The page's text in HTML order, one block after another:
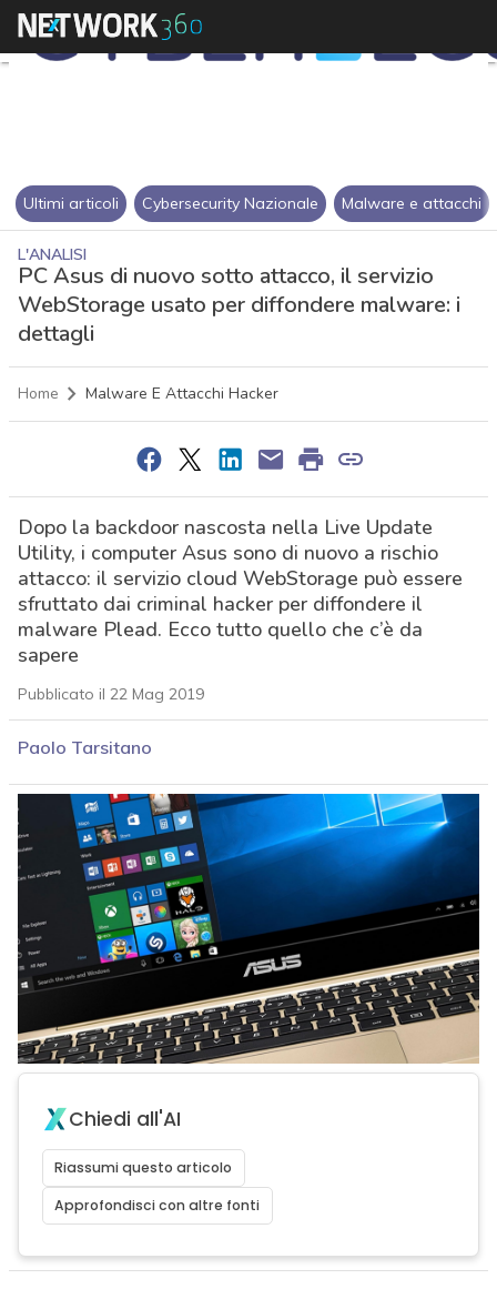
Ultimi articoli Cybersecurity Nazionale Malware e attacchi
L'ANALISI
PC Asus di nuovo sotto attacco, il servizio
WebStorage usato per diffondere malware: i
dettagli
Home Malware E Attacchi Hacker
Dopo la backdoor nascosta nella Live Update
Utility, i computer Asus sono di nuovo a rischio
attacco: il servizio cloud WebStorage può essere
sfruttato dai criminal hacker per diffondere il
malware Plead. Ecco tutto quello che c’è da
sapere
Pubblicato il 22 Mag 2019
Paolo Tarsitano
Chiedi all'AI
Riassumi questo articolo
Approfondisci con altre fonti